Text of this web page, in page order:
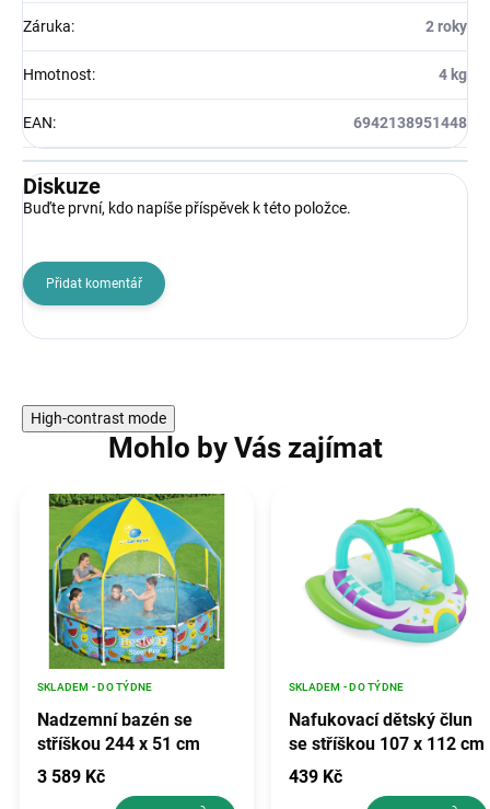
Záruka: 2 roky
Hmotnost: 4 kg
EAN: 6942138951448
Diskuze
Buďte první, kdo napíše příspěvek k této položce.
Přidat komentář
High-contrast mode
Mohlo by Vás zajímat
Nadzemní bazén se
stříškou 244 x 51 cm
BESTWAY
SKLADEM - DO TÝDNE
3 589 Kč
Nafukovací dětský člun
se stříškou 107 x 112 cm
BESTWAY
SKLADEM - DO TÝDNE
439 Kč